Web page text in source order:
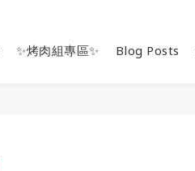
✨烤肉組專區✨ Blog Posts